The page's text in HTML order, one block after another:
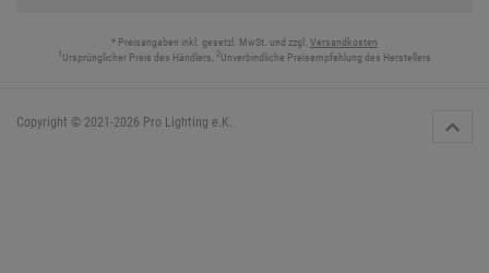
* Preisangaben inkl. gesetzl. MwSt. und zzgl. Versandkosten
Ursprünglicher Preis des Händlers, 2 Unverbindliche Preisempfehlung des Herstellers
Copyright © 2021-2026 Pro Lighting e.K.